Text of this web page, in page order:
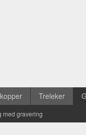
Treleker
med gravering